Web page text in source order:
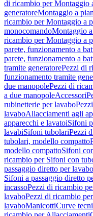
di ricambio per Montaggio
generatoreMontaggio a
ricambio per Montaggio a
monocomandoMontaggio
ricambio per Montaggio a
parete, funzionamento a
parete, funzionamento a
tramite generatorePezzi di
funzionamento tramite
due manopolePezzi di
a due manopoleAccessori
rubinetterie per lavabo
lavaboAllacciamenti agli
apparecchi e lavatoiSifoni
lavabiSifoni tubolariPezzi
tubolari, modello compatto
modello compattoSifoni
ricambio per Sifoni con
passaggio diretto per
Sifoni a passaggio diretto
incassoPezzi di ricambio
lavaboPezzi di ricambio
lavaboManicottiCurve